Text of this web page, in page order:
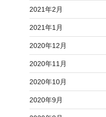
2021年2月
2021年1月
2020年12月
2020年11月
2020年10月
2020年9月